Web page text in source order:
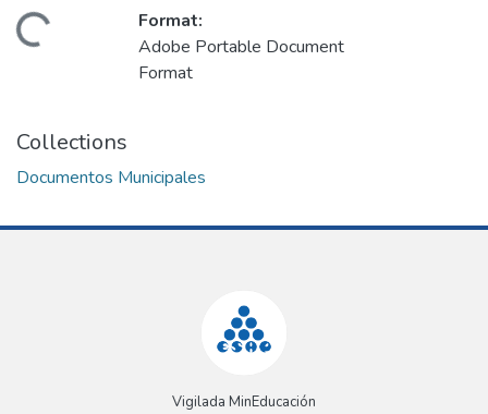
Loading...
Format:
Adobe Portable Document
Format
Collections
Documentos Municipales
Vigilada MinEducación